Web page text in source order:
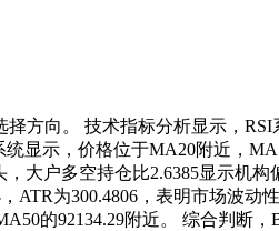
方向。 技术指标分析显示，
显示，价格位于MA20附近，
大户多空持仓比2.6385显示机构
为300.4806，表明市场波动
的92134.29附近。 综合判断